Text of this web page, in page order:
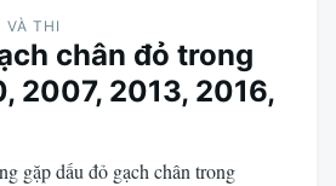
VÀ THI
chân đỏ trong
2007, 2013, 2016,
gặp dấu đỏ gạch chân trong